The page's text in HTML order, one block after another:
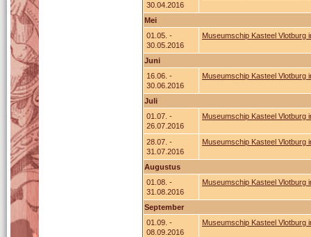
30.04.2016
Mei
01.05. -
30.05.2016
Museumschip Kasteel Vlotburg
Juni
16.06. -
30.06.2016
Museumschip Kasteel Vlotburg
Juli
01.07. -
26.07.2016
Museumschip Kasteel Vlotburg
28.07. -
31.07.2016
Museumschip Kasteel Vlotburg
Augustus
01.08. -
31.08.2016
Museumschip Kasteel Vlotburg
September
01.09. -
08.09.2016
Museumschip Kasteel Vlotburg